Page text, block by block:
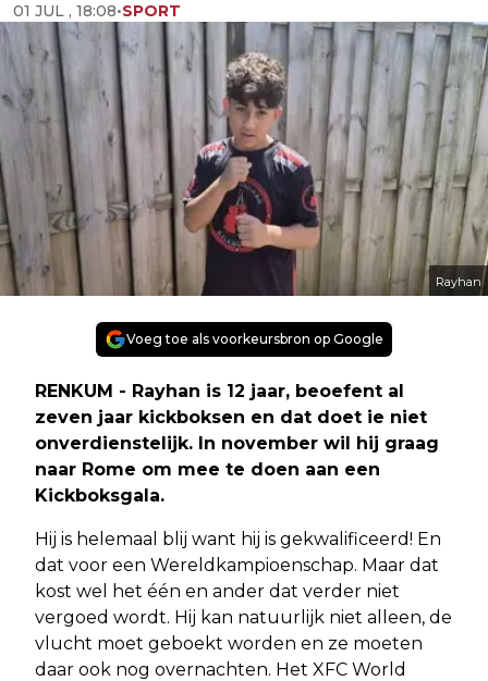
01 JUL , 18:08•SPORT
Rayhan
Voeg toe als voorkeursbron op Google
RENKUM - Rayhan is 12 jaar, beoefent al
zeven jaar kickboksen en dat doet ie niet
onverdienstelijk. In november wil hij graag
naar Rome om mee te doen aan een
Kickboksgala.
Hij is helemaal blij want hij is gekwalificeerd! En
dat voor een Wereldkampioenschap. Maar dat
kost wel het één en ander dat verder niet
vergoed wordt. Hij kan natuurlijk niet alleen, de
vlucht moet geboekt worden en ze moeten
daar ook nog overnachten. Het XFC World